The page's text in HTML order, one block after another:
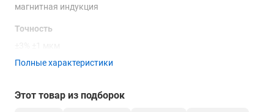
магнитная индукция
Точность
Разрешение
Полные характеристики
Этот товар из подборок